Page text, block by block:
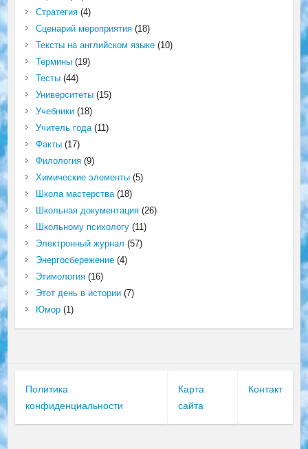
Стратегия(4)
Сценарий мероприятия(18)
Тексты на английском языке(10)
Термины(19)
Тесты(44)
Университеты(15)
Учебники(18)
Учитель года(11)
Факты(17)
Филология(9)
Химические элементы(5)
Школа мастерства(18)
Школьная документация(26)
Школьному психологу(11)
Электронный журнал (57)
Энергосбережение(4)
Этимология(16)
Этот день в истории(7)
Юмор(1)
Политика
конфиденциальности
Карта
сайта
Контакт